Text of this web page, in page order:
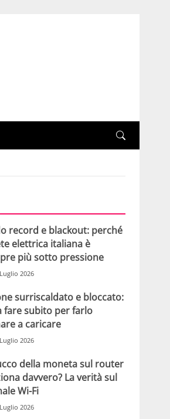
record e blackout: perché
elettrica italiana è
più sotto pressione
2026
surriscaldato e bloccato:
fare subito per farlo
a caricare
2026
della moneta sul router
davvero? La verità sul
Wi-Fi
2026